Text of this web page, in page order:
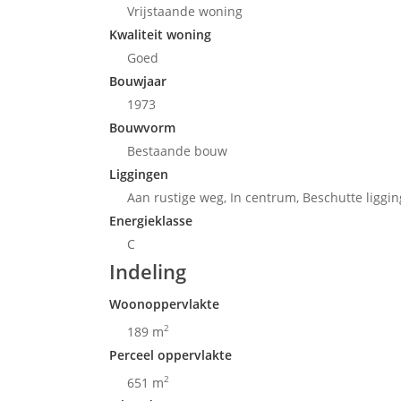
Vrijstaande woning
Kwaliteit woning
Goed
Bouwjaar
1973
Bouwvorm
Bestaande bouw
Liggingen
Aan rustige weg, In centrum, Beschutte
Energieklasse
C
Indeling
Woonoppervlakte
189 m2
Perceel oppervlakte
651 m2